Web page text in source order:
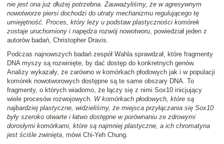
nie jest ona już dłużej potrzebna. Zauważyliśmy, że w agresywnym
nowotworze piersi dochodzi do utraty mechanizmu regulującego tę
umiejętność. Proces, który leży u podstaw plastyczności komórek
zostaje uruchomiony i napędza rozwój nowotworu, powiedział jeden z
autorów badań, Christopher Dravis.
Podczas najnowszych badań zespół Wahla sprawdzał, które fragmenty
DNA myszy są rozwinięte, by dać dostęp do konkretnych genów.
Analizy wykazały, że zarówno w komórkach płodowych jak i w populacji
komórek nowotworowych dostępne są te same obszary DNA. To
fragmenty, o których wiadomo, że łączy się z nimi Sox10 inicjujący
wiele procesów rozwojowych. W komórkach płodowych, które są
najbardziej plastyczne, widzieliśmy, że miejsca przyłączania się Sox10
były szeroko otwarte i łatwo dostępne w porównaniu ze zdrowymi
dorosłymi komórkami, które są najmniej plastyczne, a ich chromatyna
jest ściśle zwinięta, mówi Chi-Yeh Chung.